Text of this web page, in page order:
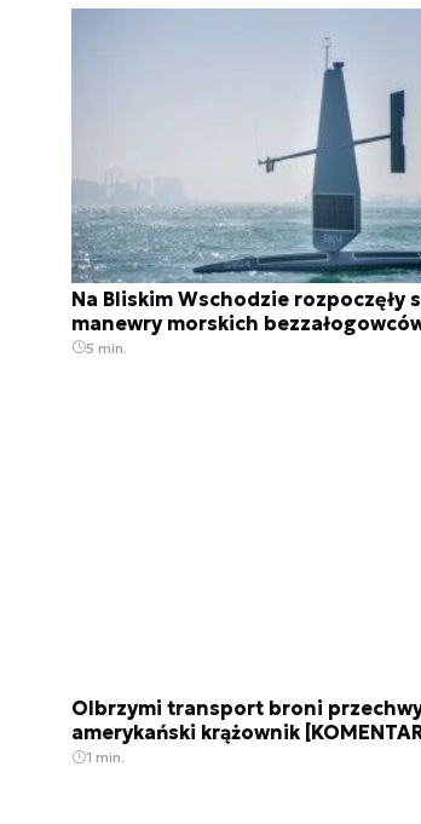
Na Bliskim Wschodzie rozpoczęły
manewry morskich
5 min.
Olbrzymi transport broni
amerykański krążownik
1 min.